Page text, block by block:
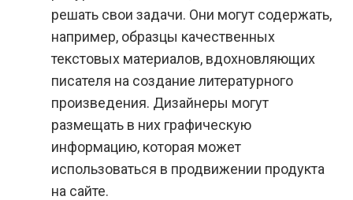
решать свои задачи. Они могут содержать,
например, образцы качественных
текстовых материалов, вдохновляющих
писателя на создание литературного
произведения. Дизайнеры могут
размещать в них графическую
информацию, которая может
использоваться в продвижении продукта
на сайте.